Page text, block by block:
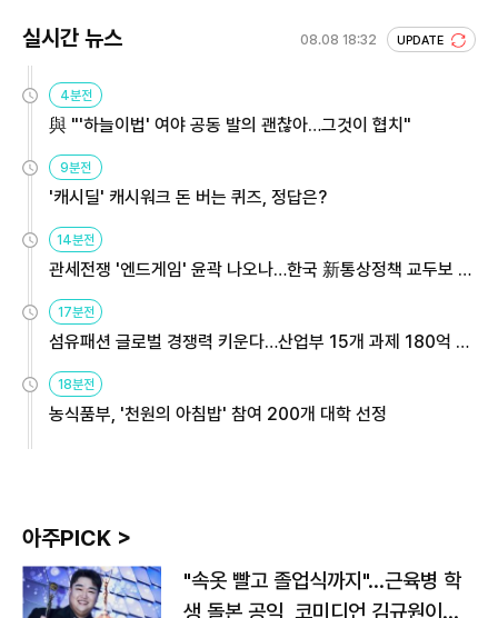
실시간 뉴스 08.08 18:32 UPDATE
4분전
與 "'하늘이법' 여야 공동 발의 괜찮아…그것이 협치"
9분전
'캐시딜' 캐시워크 돈 버는 퀴즈, 정답은?
14분전
관세전쟁 '엔드게임' 윤곽 나오나…한국 新통상정책 교두보 활
용해야
17분전
섬유패션 글로벌 경쟁력 키운다…산업부 15개 과제 180억 지
원
18분전
농식품부, '천원의 아침밥' 참여 200개 대학 선정
아주PICK >
"속옷 빨고 졸업식까지"…근육병 학
생 돌본 공익, 코미디언 김규원이었